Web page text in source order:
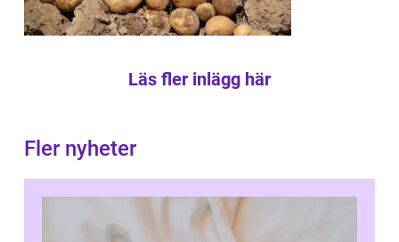
Läs fler inlägg här
Fler nyheter